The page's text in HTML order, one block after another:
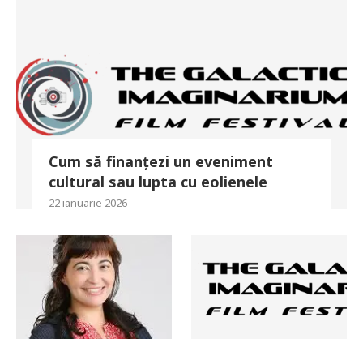
Cum să finanțezi un eveniment
cultural sau lupta cu eolienele
22 ianuarie 2026